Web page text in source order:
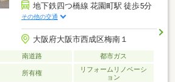
地下鉄四つ橋線 花園町駅 徒歩5分
その他の交通
大阪府大阪市西成区梅南１
南道路 都市ガス
所有権
リフォームリノベーシ
ョン